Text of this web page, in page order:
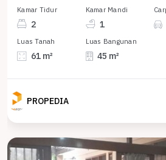
Kamar Tidur
2
Kamar Mandi
1
Luas Tanah
61 m²
Luas Bangunan
45 m²
PROPEDIA